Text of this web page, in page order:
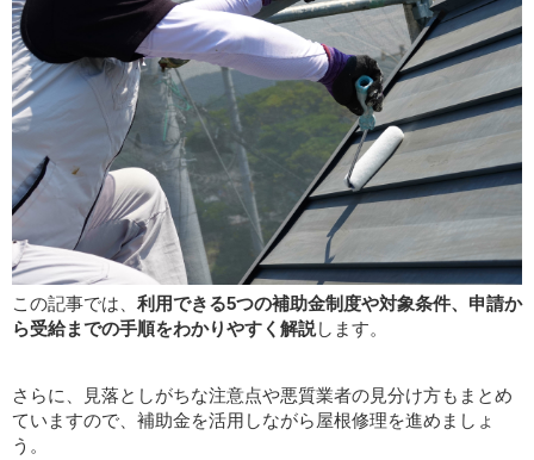
この記事では、 利用できる5つの補助金制度や対象条件、申請か
ら受給までの手順をわかりやすく解説します。
さらに、見落としがちな注意点や悪質業者の見分け方もまとめ
ていますので、補助金を活用しながら屋根修理を進めましょ
う。